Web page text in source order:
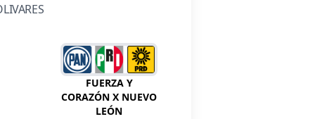
FUERZA Y
CORAZÓN X NUEVO
LEÓN